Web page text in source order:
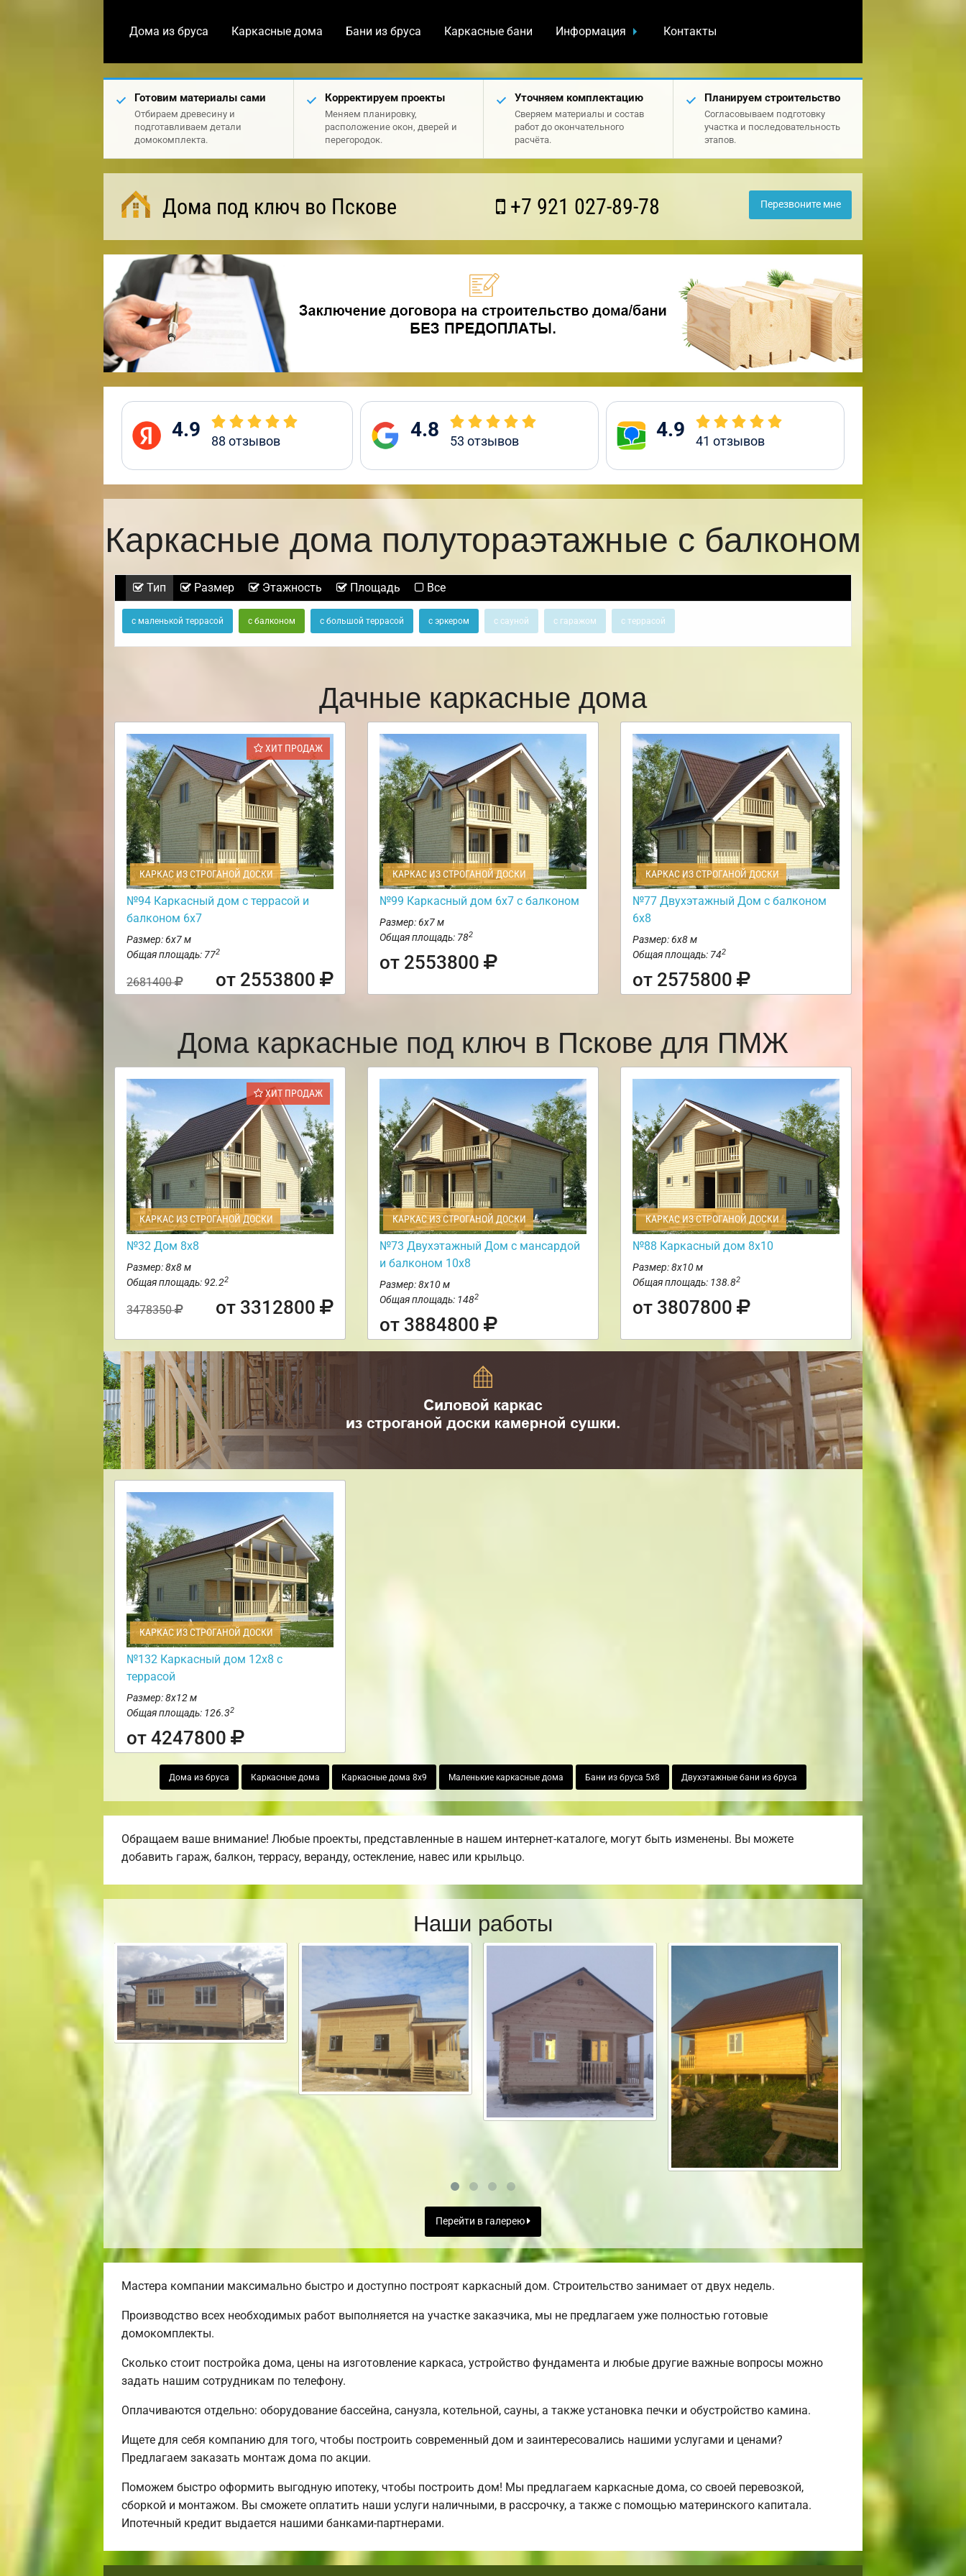
Дома из бруса Каркасные дома Бани из бруса Каркасные бани Информация Контакты
Готовим материалы сами
Отбираем древесину и
подготавливаем детали
домокомплекта.
Корректируем проекты
Меняем планировку,
расположение окон, дверей и
перегородок.
Уточняем комплектацию
Сверяем материалы и состав
работ до окончательного
расчёта.
Планируем строительство
Согласовываем подготовку
участка и последовательность
этапов.
Дома под ключ во Пскове +7 921 027-89-78 Перезвоните мне
4.9 88 отзывов 4.8 53 отзывов 4.9 41 отзывов
Каркасные дома полутораэтажные с балконом
Тип Размер Этажность Площадь Все
с маленькой террасой с балконом с большой террасой с эркером с сауной с гаражом с террасой
Дачные каркасные дома
ХИТ ПРОДАЖ
КАРКАС ИЗ СТРОГАНОЙ ДОСКИ
№94 Каркасный дом с террасой и
балконом 6х7
Размер: 6х7 м
Общая площадь: 772
2681400 от 2553800
КАРКАС ИЗ СТРОГАНОЙ ДОСКИ
№99 Каркасный дом 6х7 с балконом
Размер: 6х7 м
Общая площадь: 782
от 2553800
КАРКАС ИЗ СТРОГАНОЙ ДОСКИ
№77 Двухэтажный Дом с балконом
6х8
Размер: 6х8 м
Общая площадь: 742
от 2575800
Дома каркасные под ключ в Пскове для ПМЖ
ХИТ ПРОДАЖ
КАРКАС ИЗ СТРОГАНОЙ ДОСКИ
№32 Дом 8х8
Размер: 8х8 м
Общая площадь: 92.22
3478350 от 3312800
КАРКАС ИЗ СТРОГАНОЙ ДОСКИ
№73 Двухэтажный Дом с мансардой
и балконом 10х8
Размер: 8х10 м
Общая площадь: 1482
от 3884800
КАРКАС ИЗ СТРОГАНОЙ ДОСКИ
№88 Каркасный дом 8х10
Размер: 8х10 м
Общая площадь: 138.82
от 3807800
КАРКАС ИЗ СТРОГАНОЙ ДОСКИ
№132 Каркасный дом 12х8 с
террасой
Размер: 8х12 м
Общая площадь: 126.32
от 4247800
Дома из бруса Каркасные дома Каркасные дома 8х9 Маленькие каркасные дома Бани из бруса 5х8 Двухэтажные бани из бруса
Обращаем ваше внимание! Любые проекты, представленные в нашем интернет-каталоге, могут быть изменены. Вы можете
добавить гараж, балкон, террасу, веранду, остекление, навес или крыльцо.
Наши работы
Перейти в галерею
Мастера компании максимально быстро и доступно построят каркасный дом. Строительство занимает от двух недель.
Производство всех необходимых работ выполняется на участке заказчика, мы не предлагаем уже полностью готовые
домокомплекты.
Сколько стоит постройка дома, цены на изготовление каркаса, устройство фундамента и любые другие важные вопросы можно
задать нашим сотрудникам по телефону.
Оплачиваются отдельно: оборудование бассейна, санузла, котельной, сауны, а также установка печки и обустройство камина.
Ищете для себя компанию для того, чтобы построить современный дом и заинтересовались нашими услугами и ценами?
Предлагаем заказать монтаж дома по акции.
Поможем быстро оформить выгодную ипотеку, чтобы построить дом! Мы предлагаем каркасные дома, со своей перевозкой,
сборкой и монтажом. Вы сможете оплатить наши услуги наличными, в рассрочку, а также с помощью материнского капитала.
Ипотечный кредит выдается нашими банками-партнерами.